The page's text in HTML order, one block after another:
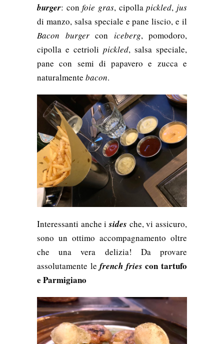
burger: confoie gras, cipollapickled, jus
di manzo, salsa speciale e pane liscio, e il
Bacon burgercon iceberg, pomodoro,
cipolla e cetrioli pickled, salsa speciale,
pane con semi di papavero e zucca e
naturalmente bacon.
Interessanti anche isides che, vi assicuro,
sono un ottimo accompagnamento oltre
che una vera delizia! Da provare
assolutamente le french fries con tartufo
e Parmigiano